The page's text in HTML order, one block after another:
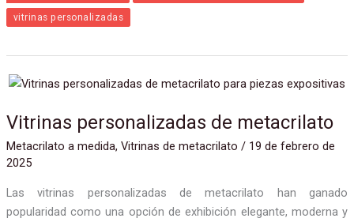
vitrinas personalizadas
Vitrinas personalizadas de metacrilato
Metacrilato a medida, Vitrinas de metacrilato / 19 de febrero de
2025
Las vitrinas personalizadas de metacrilato han ganado
popularidad como una opción de exhibición elegante, moderna y
Vitrinas
de
metacrilato